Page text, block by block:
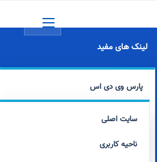
لینک های مفید
پارس وی دی اس
سایت اصلی
ناحیه کاربری